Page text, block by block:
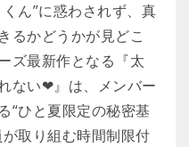
ん”に惑わされず、真
るかどうかが見どこ
ズ最新作となる『太
ない❤』は、メンバー
“ひと夏限定の秘密基
取り組む時間制限付